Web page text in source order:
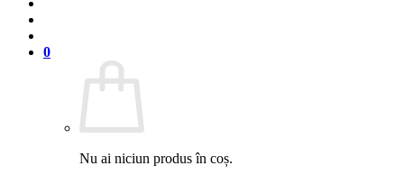
0
Nu ai niciun produs în coș.